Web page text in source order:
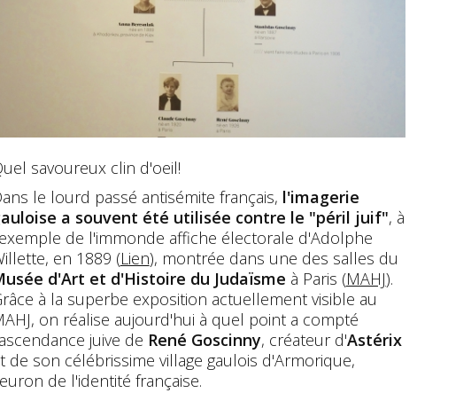
savoureux clin d'oeil!
le lourd passé antisémite français, l'imagerie
a souvent été utilisée contre le "péril juif", à
de l'immonde affiche électorale d'Adolphe
en 1889 (Lien), montrée dans une des salles du
d'Art et d'Histoire du Judaïsme à Paris (MAHJ).
à la superbe exposition actuellement visible au
on réalise aujourd'hui à quel point a compté
juive de René Goscinny, créateur d'Astérix
de son célébrissime village gaulois d'Armorique,
de l'identité française.